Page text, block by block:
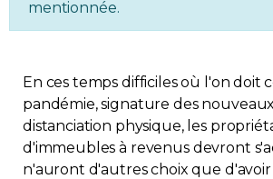
Rabais APQ
App APQ
mentionnée.
En ces temps difficiles où l'on doit
pandémie, signature des
distanciation physique, les
d'immeubles à revenus devront
n'auront d'autres choix que